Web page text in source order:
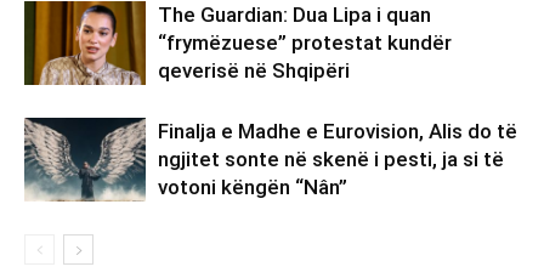
The Guardian: Dua Lipa i quan
“frymëzuese” protestat kundër
qeverisë në Shqipëri
Finalja e Madhe e Eurovision, Alis do të
ngjitet sonte në skenë i pesti, ja si të
votoni këngën “Nân”